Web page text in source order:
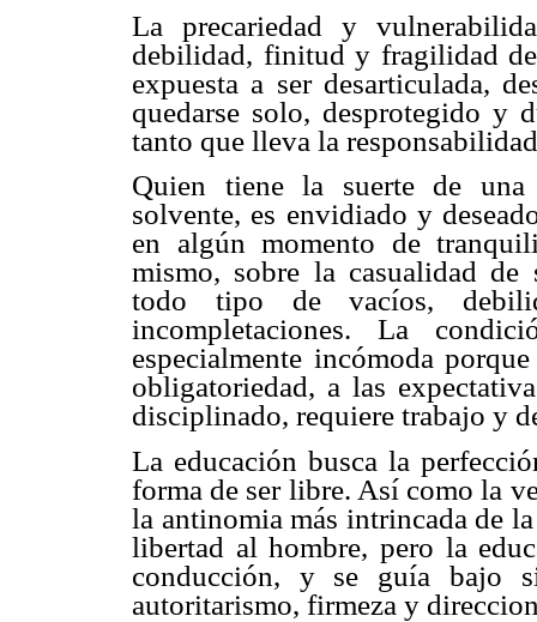
La precariedad y
debilidad, finitud y fragilidad
expuesta a ser desarticulada,
quedarse solo, desprotegido y
tanto que lleva la
Quien tiene la suerte de una
solvente, es envidiado y
en algún momento de
mismo, sobre la casualidad de
todo tipo de vacíos,
incompletaciones. La
especialmente incómoda
obligatoriedad, a las
disciplinado, requiere trabajo y
La educación busca la
forma de ser libre. Así como la
la antinomia más intrincada de
libertad al hombre, pero la
conducción, y se guía bajo
autoritarismo, firmeza y